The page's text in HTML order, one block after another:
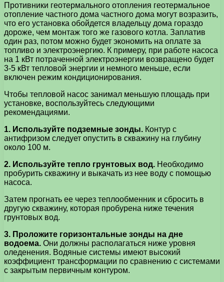
Противники геотермального отопления геотермальное
отопление частного дома частного дома могут возразить,
что его установка обойдется владельцу дома гораздо
дороже, чем монтаж того же газового котла. Заплатив
один раз, потом можно будет экономить на оплате за
топливо и электроэнергию. К примеру, при работе насоса
на 1 кВт потраченной электроэнергии возвращено будет
3-5 кВт тепловой энергии и немного меньше, если
включен режим кондиционирования.
Чтобы тепловой насос занимал меньшую площадь при
установке, воспользуйтесь следующими
рекомендациями.
1. Используйте подземные зонды. Контур с
антифризом следует опустить в скважину на глубину
около 100 м.
2. Используйте тепло грунтовых вод. Необходимо
пробурить скважину и выкачать из нее воду с помощью
насоса.
Затем прогнать ее через теплообменник и сбросить в
другую скважину, которая пробурена ниже течения
грунтовых вод.
3. Проложите горизонтальные зонды на дне
водоема. Они должны располагаться ниже уровня
оледенения. Водяные системы имеют высокий
коэффициент трансформации по сравнению с системами
с закрытым первичным контуром.